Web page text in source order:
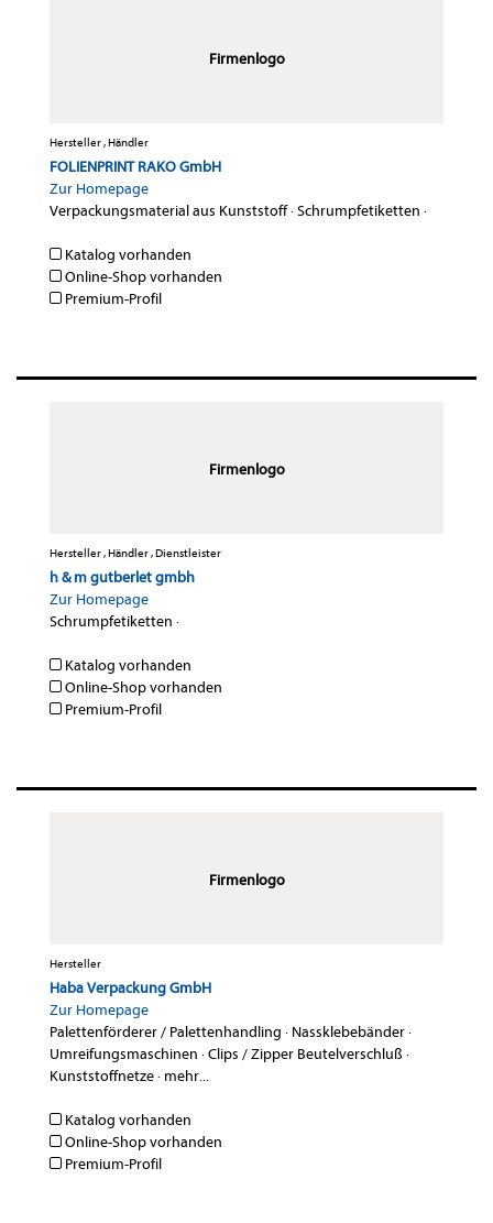
Firmenlogo
Hersteller , Händler
FOLIENPRINT RAKO GmbH
Zur Homepage
Verpackungsmaterial aus Kunststoff·Schrumpfetiketten ·
Katalog vorhanden
Online-Shop vorhanden
Premium-Profil
Firmenlogo
Hersteller , Händler , Dienstleister
h & m gutberlet gmbh
Zur Homepage
Schrumpfetiketten ·
Katalog vorhanden
Online-Shop vorhanden
Premium-Profil
Firmenlogo
Hersteller
Haba Verpackung GmbH
Zur Homepage
Palettenförderer / Palettenhandling · Nassklebebänder·
Umreifungsmaschinen ·Clips / Zipper Beutelverschluß ·
Kunststoffnetze· mehr...
Katalog vorhanden
Online-Shop vorhanden
Premium-Profil